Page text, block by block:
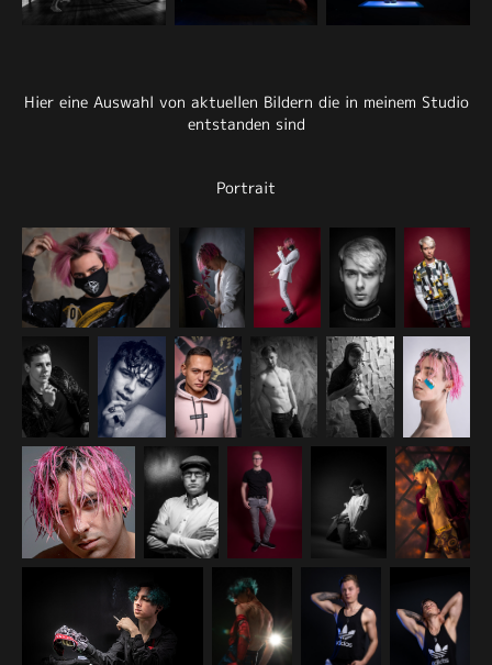
Hier eine Auswahl von aktuellen Bildern die in meinem Studio
entstanden sind
Portrait